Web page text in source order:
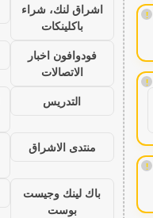
!
!
!
اشراق لنك، شراء
باكلينكات
فودوافون اخبار
الاتصالات
التدريس
منتدى الاشراق
باك لينك وجيست
بوست